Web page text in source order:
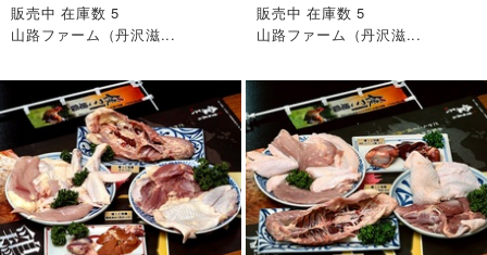
販売中 在庫数 5
山路ファーム（丹沢滋...
販売中 在庫数 5
山路ファーム（丹沢滋...